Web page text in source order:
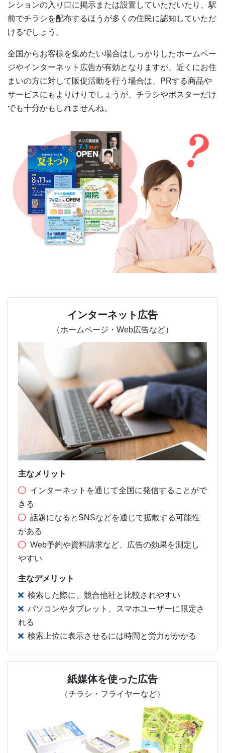
ンションの入り口に掲示または設置していただいたり、駅
前でチラシを配布するほうが多くの住民に認知していただ
けるでしょう。
全国からお客様を集めたい場合はしっかりしたホームペー
ジやインターネット広告が有効となりますが、近くにお住
まいの方に対して販促活動を行う場合は、PRする商品や
サービスにもよりけりでしょうが、チラシやポスターだけ
でも十分かもしれませんね。
インターネット広告
（ホームページ・Web広告など）
主なメリット
インターネットを通じて全国に発信することがで
きる
話題になるとSNSなどを通じて拡散する可能性
がある
Web予約や資料請求など、広告の効果を測定し
やすい
主なデメリット
検索した際に、競合他社と比較されやすい
パソコンやタブレット、スマホユーザーに限定さ
れる
検索上位に表示させるには時間と労力がかかる
紙媒体を使った広告
（チラシ・フライヤーなど）